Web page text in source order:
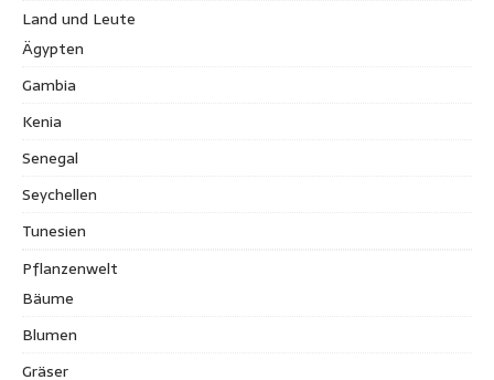
Land und Leute
Ägypten
Gambia
Kenia
Senegal
Seychellen
Tunesien
Pflanzenwelt
Bäume
Blumen
Gräser